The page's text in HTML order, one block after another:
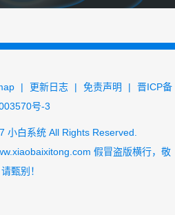
| 更新日志 | 免责声明 |
晋ICP备
号-3
小白系统All Rights Reserved.
假冒盗版横行，敬
请甄别！